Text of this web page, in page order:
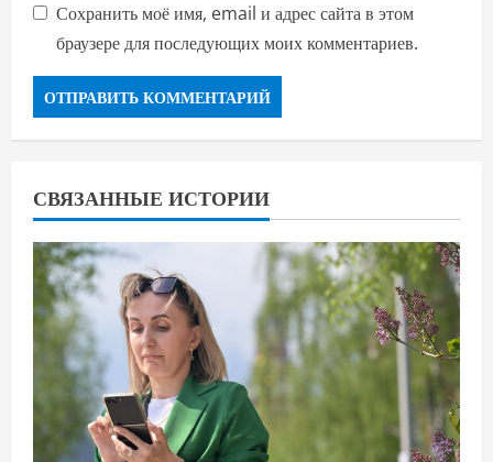
Сохранить моё имя, email и адрес сайта в этом
браузере для последующих моих комментариев.
СВЯЗАННЫЕ ИСТОРИИ